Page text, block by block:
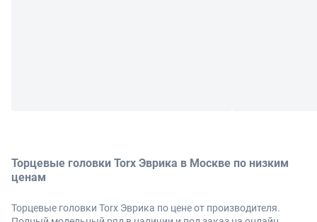
Торцевые головки Torx Эврика в Москве по низким
ценам
Торцевые головки Torx Эврика по цене от производителя.